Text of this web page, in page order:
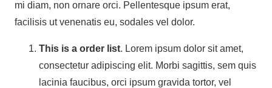
mi diam, non ornare orci. Pellentesque ipsum erat,
facilisis ut venenatis eu, sodales vel dolor.
This is a order list. Lorem ipsum dolor sit amet,
consectetur adipiscing elit. Morbi sagittis, sem quis
lacinia faucibus, orci ipsum gravida tortor, vel